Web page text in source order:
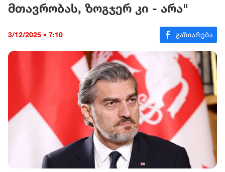
მთავრობას, ზოგჯერ კი - არა"
3/12/2025 • 7:10